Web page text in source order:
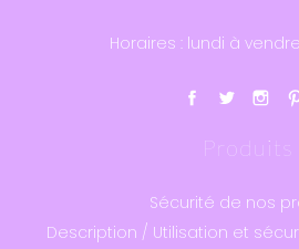
Horaires : lundi à
Produits
Sécurité de nos
Description / Utilisation et